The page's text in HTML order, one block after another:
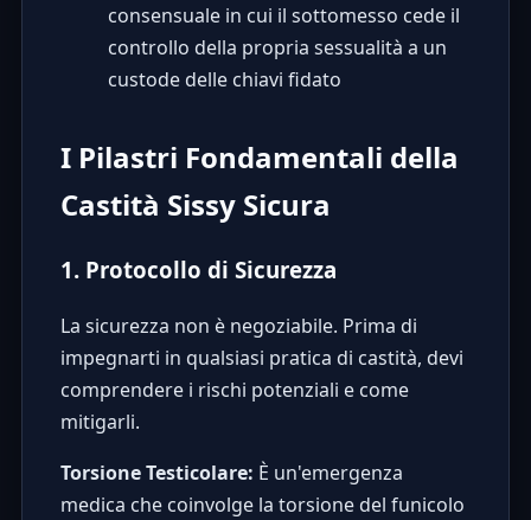
consensuale in cui il sottomesso cede il
controllo della propria sessualità a un
custode delle chiavi fidato
I Pilastri Fondamentali della
Castità Sissy Sicura
1. Protocollo di Sicurezza
La sicurezza non è negoziabile. Prima di
impegnarti in qualsiasi pratica di castità, devi
comprendere i rischi potenziali e come
mitigarli.
Torsione Testicolare: È un'emergenza
medica che coinvolge la torsione del funicolo